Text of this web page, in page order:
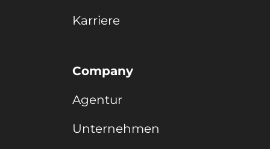
Karriere
Company
Agentur
Unternehmen